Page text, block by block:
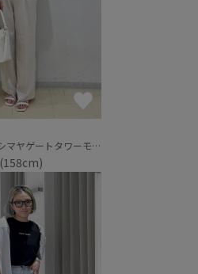
タカシマヤゲートタワーモール
(158cm)